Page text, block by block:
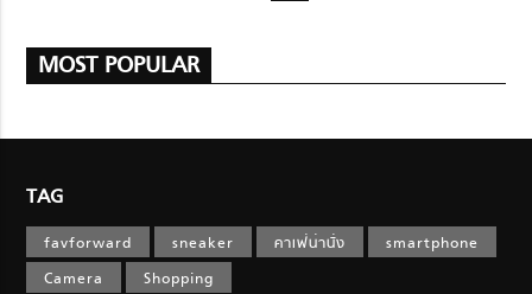
MOST POPULAR
TAG
favforward sneaker คาเฟ่น่านั่ง
smartphone
Camera
Shopping